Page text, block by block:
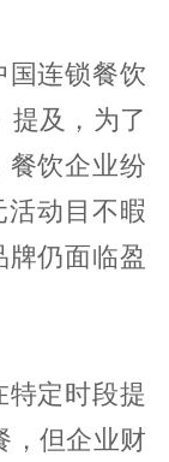
国连锁餐饮
提及，为了
餐饮企业纷
动目不暇
仍面临盈
定时段提
，但企业财